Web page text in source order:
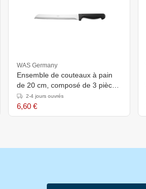
WAS Germany
Ensemble de couteaux à pain
de 20 cm, composé de 3 pièces,
acier inoxydable, plastique.
2-4 jours ouvrés
6,60 €